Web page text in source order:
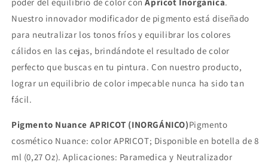
poder del equilibrio de color conApricot Inorgánica.
Nuestro innovador modificador de pigmento está diseñado
para neutralizar los tonos fríos y equilibrar los colores
cálidos en las cejas, brindándote el resultado de color
perfecto que buscas en tu pintura. Con nuestro producto,
lograr un equilibrio de color impecable nunca ha sido tan
fácil.
Pigmento Nuance APRICOT (INORGÁNICO)Pigmento
cosmético Nuance: color APRICOT; Disponible en botella de 8
ml (0,27 Oz). Aplicaciones: Paramedica y Neutralizador